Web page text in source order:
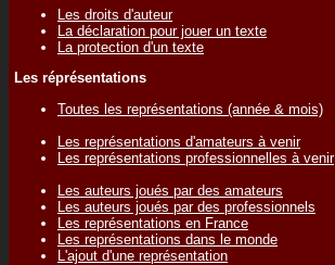
Les droits d'auteur
La déclaration pour jouer un texte
La protection d'un texte
Les réprésentations
Toutes les représentations (année & mois)
Les représentations d'amateurs à venir
Les représentations professionnelles à venir
Les auteurs joués par des amateurs
Les auteurs joués par des professionnels
Les représentations en France
Les représentations dans le monde
L'ajout d'une représentation